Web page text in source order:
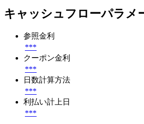
キャッシュフローパラメ
参照金利
***
クーポン金利
***
日数計算方法
***
利払い計上日
***